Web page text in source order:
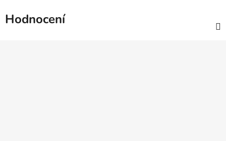
Hodnocení